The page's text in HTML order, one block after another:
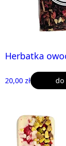
Herbatka
20,00 zł do